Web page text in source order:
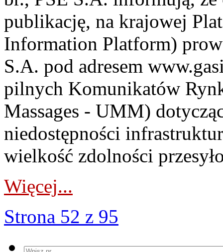
publikację, na krajowej
Information Platform)
S.A. pod adresem
pilnych Komunikatów
Massages - UMM)
niedostępności
wielkość zdolności
Więcej...
Strona 52 z 95